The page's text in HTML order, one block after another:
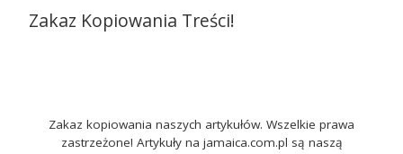
Zakaz Kopiowania Treści!
Zakaz kopiowania naszych artykułów. Wszelkie prawa
zastrzeżone! Artykuły na jamaica.com.pl są naszą